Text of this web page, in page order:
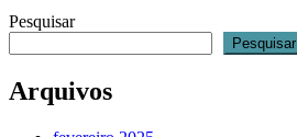
Pesquisar
Pesquisar
Arquivos